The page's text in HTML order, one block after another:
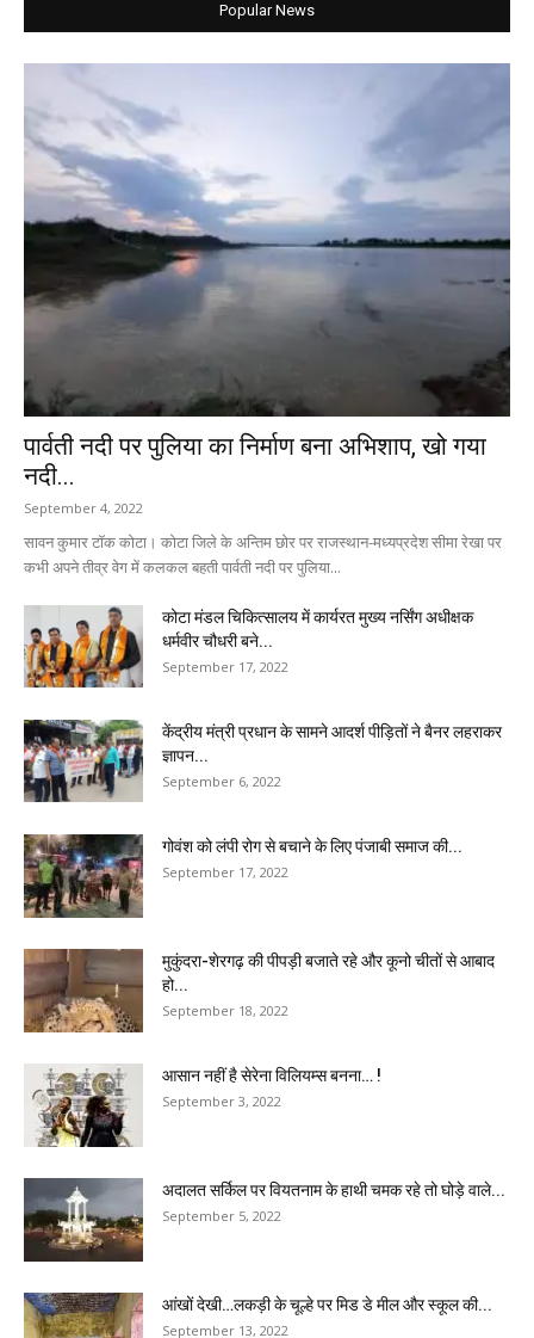
Popular News
पार्वती नदी पर पुलिया का निर्माण बना अभिशाप, खो गया
नदी...
September 4, 2022
सावन कुमार टॉक कोटा। कोटा जिले के अन्तिम छोर पर राजस्थान-मध्यप्रदेश सीमा रेखा पर
कभी अपने तीव्र वेग में कलकल बहती पार्वती नदी पर पुलिया...
कोटा मंडल चिकित्सालय में कार्यरत मुख्य नर्सिंग अधीक्षक
धर्मवीर चौधरी बने...
September 17, 2022
केंद्रीय मंत्री प्रधान के सामने आदर्श पीड़ितों ने बैनर लहराकर
ज्ञापन...
September 6, 2022
गोवंश को लंपी रोग से बचाने के लिए पंजाबी समाज की...
September 17, 2022
मुकुंदरा-शेरगढ़ की पीपड़ी बजाते रहे और कूनो चीतों से आबाद
हो...
September 18, 2022
आसान नहीं है सेरेना विलियम्स बनना… !
September 3, 2022
अदालत सर्किल पर वियतनाम के हाथी चमक रहे तो घोड़े वाले...
September 5, 2022
आंखों देखी…लकड़ी के चूल्हे पर मिड डे मील और स्कूल की...
September 13, 2022